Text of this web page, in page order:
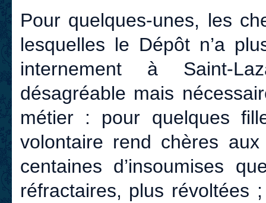
Pour quelques-unes, les
lesquelles le Dépôt n’a
internement à Saint-
désagréable mais
métier : pour quelques
volontaire rend chères
centaines d’insoumises
réfractaires, plus révoltées